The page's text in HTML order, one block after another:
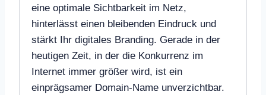
eine optimale Sichtbarkeit im Netz,
hinterlässt einen bleibenden Eindruck und
stärkt Ihr digitales Branding. Gerade in der
heutigen Zeit, in der die Konkurrenz im
Internet immer größer wird, ist ein
einprägsamer Domain-Name unverzichtbar.